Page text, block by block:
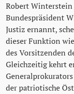
Robert Winterstein
Bundespräsident
Justiz ernannt,
dieser Funktion
des Vorsitzenden
Gleichzeitig kehrt
der patriotische